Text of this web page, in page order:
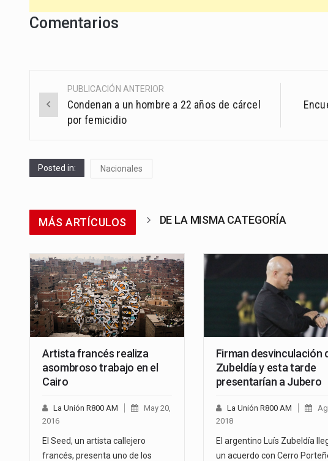
Comentarios
Post
navigation
PUBLICACIÓN ANTERIOR
Condenan a un hombre a 22 años de cárcel
por femicidio
Posted in: Nacionales
MÁS ARTÍCULOS DE LA MISMA CATEGORÍA
Artista francés realiza
asombroso trabajo en el
Cairo
La Unión R800 AM
May 20,
2016
El Seed, un artista callejero
francés, presenta uno de los
Firman desvinculación
Zubeldía y esta tarde
presentarían a Jubero
La Unión R800 AM
2018
El argentino Luís Zubeldía
un acuerdo con Cerro